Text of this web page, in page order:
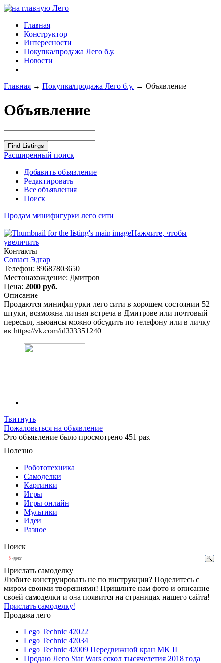
Главная
Конструктор
Интересности
Покупка/продажа Лего б.у.
Новости
Главная → Покупка/продажа Лего б.у. → Объявление
Объявление
Расширенный поиск
Добавить объявление
Редактировать
Все объявления
Поиск
Продам минифигурки лего сити
Нажмите, чтобы
увеличить
Контакты
Contact Эдгар
Телефон: 89687803650
Местонахождение: Дмитров
Цена: 2000 руб.
Описание
Продаются минифигурки лего сити в хорошем состоянии 52
штуки, возможна личная встреча в Дмитрове или почтовый
пересыл, ньюансы можно обсудить по телефону или в личку
вк https://vk.com/id333351240
Твитнуть
Пожаловаться на объявление
Это объявление было просмотрено 451 раз.
Полезно
Робототехника
Самоделки
Картинки
Игры
Игры онлайн
Мультики
Идеи
Разное
Поиск
Прислать самоделку
Любите конструировать не по инструкции? Поделитесь с
миром своими творениями! Пришлите нам фото и описание
своей самоделки и она появится на страницах нашего сайта!
Прислать самоделку!
Продажа лего
Lego Technic 42022
Lego Technic 42034
Lego Technic 42009 Передвижной кран MK II
Продаю Лего Star Wars сокол тысячелетия 2018 года